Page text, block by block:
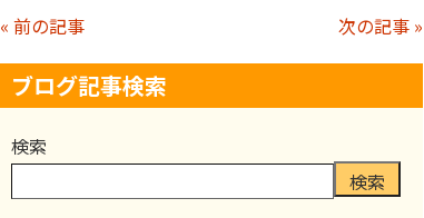
« 前の記事 次の記事 »
ブログ記事検索
検索
検索